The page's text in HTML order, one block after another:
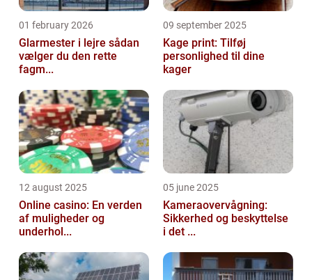
01 february 2026
Glarmester i lejre sådan
vælger du den rette
fagm...
09 september 2025
Kage print: Tilføj
personlighed til dine
kager
12 august 2025
Online casino: En verden
af muligheder og
underhol...
05 june 2025
Kameraovervågning:
Sikkerhed og beskyttelse
i det ...